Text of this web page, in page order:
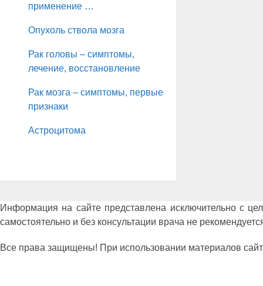
применение …
Опухоль ствола мозга
Рак головы – симптомы,
лечение, восстановление
Рак мозга – симптомы, первые
признаки
Астроцитома
Информация на сайте представлена исключительно с
самостоятельно и без консультации врача не
Все права защищены! При использовании материалов